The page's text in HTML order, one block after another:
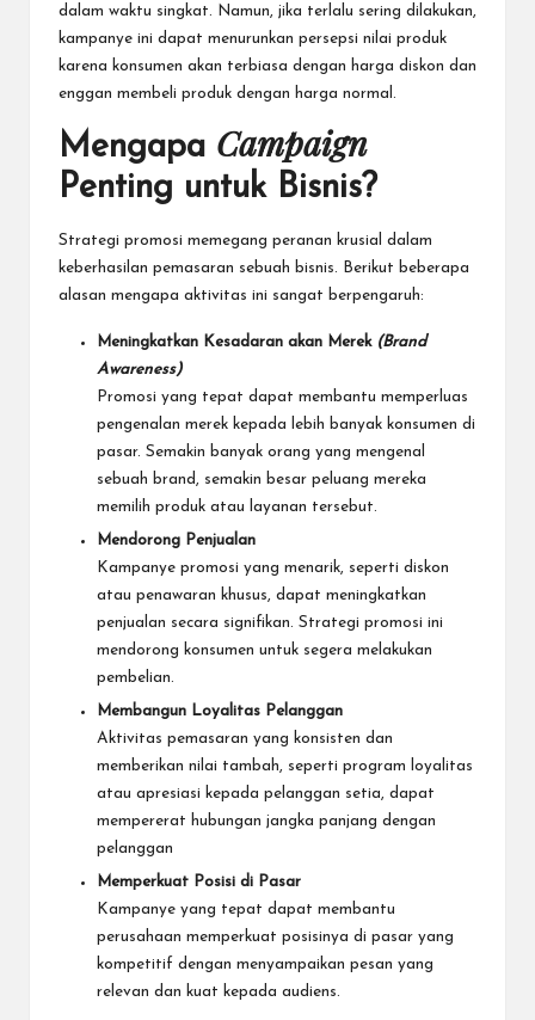
dalam waktu singkat. Namun, jika terlalu sering dilakukan,
kampanye ini dapat menurunkan persepsi nilai produk
karena konsumen akan terbiasa dengan harga diskon dan
enggan membeli produk dengan harga normal.
Mengapa Campaign
Penting untuk Bisnis?
Strategi promosi memegang peranan krusial dalam
keberhasilan pemasaran sebuah bisnis. Berikut beberapa
alasan mengapa aktivitas ini sangat berpengaruh:
Meningkatkan Kesadaran akan Merek (Brand
Awareness)
Promosi yang tepat dapat membantu memperluas
pengenalan merek kepada lebih banyak konsumen di
pasar. Semakin banyak orang yang mengenal
sebuah brand, semakin besar peluang mereka
memilih produk atau layanan tersebut.
Mendorong Penjualan
Kampanye promosi yang menarik, seperti diskon
atau penawaran khusus, dapat meningkatkan
penjualan secara signifikan. Strategi promosi ini
mendorong konsumen untuk segera melakukan
pembelian.
Membangun Loyalitas Pelanggan
Aktivitas pemasaran yang konsisten dan
memberikan nilai tambah, seperti program loyalitas
atau apresiasi kepada pelanggan setia, dapat
mempererat hubungan jangka panjang dengan
pelanggan
Memperkuat Posisi di Pasar
Kampanye yang tepat dapat membantu
perusahaan memperkuat posisinya di pasar yang
kompetitif dengan menyampaikan pesan yang
relevan dan kuat kepada audiens.